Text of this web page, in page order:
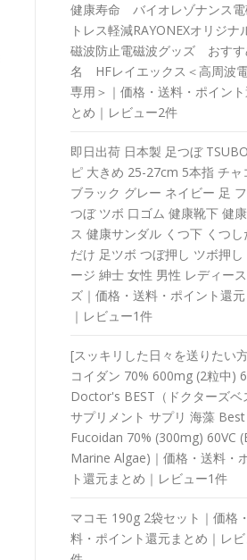
健康寿命 バイオレゾナンス電
トレス軽減RAYONEXオリジ
磁波防止電磁波グッズ おすす
名 HFレイエックス＜高周波
専用＞｜価格・送料・ポイント
とめ｜レビュー2件
即日出荷 日本製 足つぼ
ピ 大きめ 25-27cm 5本指 チャ
ブラック グレー ネイビー 足
つぼ ツボ 口ゴム 健康靴下 健
ス 健康サンダル くつ下 くつし
だけ 足ツボ つぼ押し ツボ押し
ージ 紳士 女性 男性 レディー
ズ｜価格・送料・ポイント還
｜レビュー1件
[スッキリした日々を送りたい
コイダン 70% 600mg (2粒中)
Doctor's BEST（ドクターズベ
サプリメント サプリ 海藻 Best
Fucoidan 70% (300mg) 60VC
Marine Algae)｜価格・送料・
ト還元まとめ｜レビュー1件
マコモ 190g 2袋セット｜価格
料・ポイント還元まとめ｜レビ